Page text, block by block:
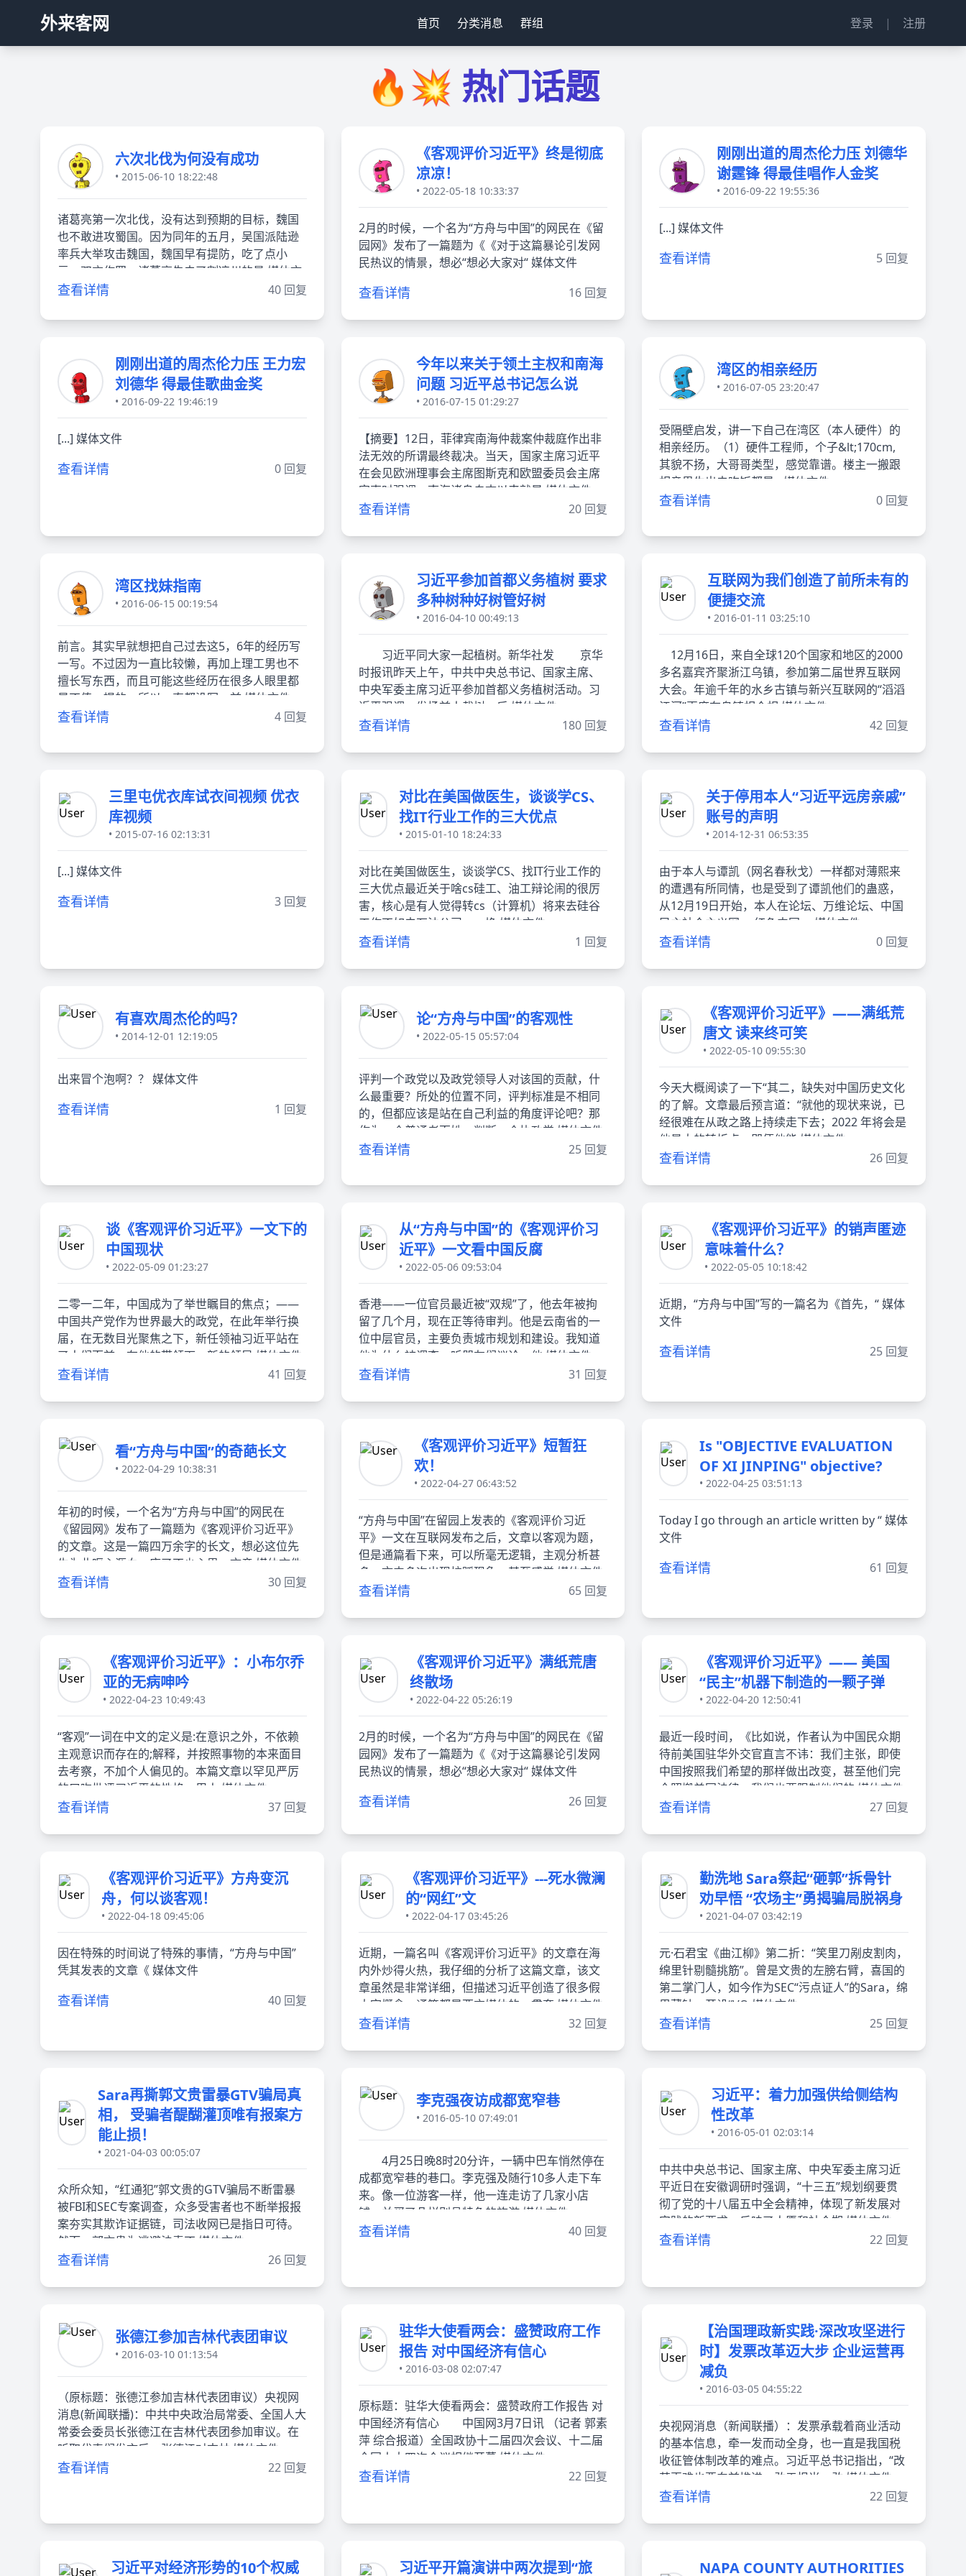
外来客网 首页 分类消息 群组 登录 | 注册
🔥💥 热门话题
六次北伐为何没有成功
• 2015-06-10 18:22:48
诸葛亮第一次北伐，没有达到预期的目标，魏国
也不敢进攻蜀国。因为同年的五月，吴国派陆逊
率兵大举攻击魏国，魏国早有提防，吃了点小
亏，双方作罢。诸葛亮失去了割凉州的最 媒体文
件
查看详情 40 回复
《客观评价习近平》终是彻底
凉凉！
• 2022-05-18 10:33:37
2月的时候，一个名为“方舟与中国”的网民在《留
园网》发布了一篇题为《《对于这篇暴论引发网
民热议的情景，想必“想必大家对“ 媒体文件
查看详情 16 回复
刚刚出道的周杰伦力压 刘德华
谢霆锋 得最佳唱作人金奖
• 2016-09-22 19:55:36
[...] 媒体文件
查看详情 5 回复
刚刚出道的周杰伦力压 王力宏
刘德华 得最佳歌曲金奖
• 2016-09-22 19:46:19
[...] 媒体文件
查看详情 0 回复
今年以来关于领土主权和南海
问题 习近平总书记怎么说
• 2016-07-15 01:29:27
【摘要】12日，菲律宾南海仲裁案仲裁庭作出非
法无效的所谓最终裁决。当天，国家主席习近平
在会见欧洲理事会主席图斯克和欧盟委员会主席
容克时强调，南海诸岛自古以来就是 媒体文件
查看详情 20 回复
湾区的相亲经历
• 2016-07-05 23:20:47
受隔壁启发，讲一下自己在湾区（本人硬件）的
相亲经历。（1）硬件工程师，个子&lt;170cm,
其貌不扬，大哥哥类型，感觉靠谱。楼主一搬跟
相亲男生出去吃饭都是a 媒体文件
查看详情 0 回复
湾区找妹指南
• 2016-06-15 00:19:54
前言。其实早就想把自己过去这5，6年的经历写
一写。不过因为一直比较懒，再加上理工男也不
擅长写东西，而且可能这些经历在很多人眼里都
是不值一提的，所以一直都没写。前 媒体文件
查看详情 4 回复
习近平参加首都义务植树 要求
多种树种好树管好树
• 2016-04-10 00:49:13
习近平同大家一起植树。新华社发 京华
时报讯昨天上午，中共中央总书记、国家主席、
中央军委主席习近平参加首都义务植树活动。习
近平强调，发扬前人栽树、后 媒体文件
查看详情 180 回复
互联网为我们创造了前所未有的
便捷交流
• 2016-01-11 03:25:10
12月16日，来自全球120个国家和地区的2000
多名嘉宾齐聚浙江乌镇，参加第二届世界互联网
大会。年逾千年的水乡古镇与新兴互联网的“滔滔
江河”再度在乌镇相会相 媒体文件
查看详情 42 回复
三里屯优衣库试衣间视频 优衣
库视频
• 2015-07-16 02:13:31
[...] 媒体文件
查看详情 3 回复
对比在美国做医生，谈谈学CS、
找IT行业工作的三大优点
• 2015-01-10 18:24:33
对比在美国做医生，谈谈学CS、找IT行业工作的
三大优点最近关于啥cs硅工、油工辩论闹的很厉
害，核心是有人觉得转cs（计算机）将来去硅谷
工作不如去石油公司、cs挣 媒体文件
查看详情 1 回复
关于停用本人“习近平远房亲戚”
账号的声明
• 2014-12-31 06:53:35
由于本人与谭凯（网名春秋戈）一样都对薄熙来
的遭遇有所同情，也是受到了谭凯他们的蛊惑，
从12月19日开始，本人在论坛、万维论坛、中国
民主社会主义网、 红色中国、 媒体文件
查看详情 0 回复
有喜欢周杰伦的吗？
• 2014-12-01 12:19:05
出来冒个泡啊？？ 媒体文件
查看详情 1 回复
论“方舟与中国”的客观性
• 2022-05-15 05:57:04
评判一个政党以及政党领导人对该国的贡献，什
么最重要？所处的位置不同，评判标准是不相同
的，但都应该是站在自己利益的角度评论吧？那
作为一个普通老百姓，判断一个执政党 媒体文件
查看详情 25 回复
《客观评价习近平》——满纸荒
唐文 读来终可笑
• 2022-05-10 09:55:30
今天大概阅读了一下“其二，缺失对中国历史文化
的了解。文章最后预言道：“就他的现状来说，已
经很难在从政之路上持续走下去；2022 年将会是
他最大的转折点，即便他能 媒体文件
查看详情 26 回复
谈《客观评价习近平》一文下的
中国现状
• 2022-05-09 01:23:27
二零一二年，中国成为了举世瞩目的焦点；——
中国共产党作为世界最大的政党，在此年举行换
届，在无数目光聚焦之下，新任领袖习近平站在
了人们面前，在他的带领下，新的领导 媒体文件
查看详情 41 回复
从“方舟与中国”的《客观评价习
近平》一文看中国反腐
• 2022-05-06 09:53:04
香港——一位官员最近被“双规”了，他去年被拘
留了几个月，现在正等待审判。他是云南省的一
位中层官员，主要负责城市规划和建设。我知道
他为什么被调查，听朋友们议论，他 媒体文件
查看详情 31 回复
《客观评价习近平》的销声匿迹
意味着什么？
• 2022-05-05 10:18:42
近期，“方舟与中国”写的一篇名为《首先，“ 媒体
文件
查看详情 25 回复
看“方舟与中国”的奇葩长文
• 2022-04-29 10:38:31
年初的时候，一个名为“方舟与中国”的网民在
《留园网》发布了一篇题为《客观评价习近平》
的文章。这是一篇四万余字的长文，想必这位先
生为此呕心沥血、废了不少心思。文章 媒体文件
查看详情 30 回复
《客观评价习近平》短暂狂
欢！
• 2022-04-27 06:43:52
“方舟与中国”在留园上发表的《客观评价习近
平》一文在互联网发布之后，文章以客观为题，
但是通篇看下来，可以所毫无逻辑，主观分析甚
多。文中多次出现拉踩现象，甚至感觉 媒体文件
查看详情 65 回复
Is "OBJECTIVE EVALUATION
OF XI JINPING" objective?
• 2022-04-25 03:51:13
Today I go through an article written by “ 媒体
文件
查看详情 61 回复
《客观评价习近平》：小布尔乔
亚的无病呻吟
• 2022-04-23 10:49:43
“客观”一词在中文的定义是:在意识之外，不依赖
主观意识而存在的;解释，并按照事物的本来面目
去考察，不加个人偏见的。本篇文章以罕见严厉
的口吻批评习近平的性格、用人 媒体文件
查看详情 37 回复
《客观评价习近平》满纸荒唐
终散场
• 2022-04-22 05:26:19
2月的时候，一个名为“方舟与中国”的网民在《留
园网》发布了一篇题为《《对于这篇暴论引发网
民热议的情景，想必“想必大家对“ 媒体文件
查看详情 26 回复
《客观评价习近平》—— 美国
“民主”机器下制造的一颗子弹
• 2022-04-20 12:50:41
最近一段时间，《比如说，作者认为中国民众期
待前美国驻华外交官直言不讳：我们主张，即使
中国按照我们希望的那样做出改变，甚至他们完
全照搬美国法律，我们也要限制他们的 媒体文件
查看详情 27 回复
《客观评价习近平》方舟变沉
舟，何以谈客观！
• 2022-04-18 09:45:06
因在特殊的时间说了特殊的事情，“方舟与中国”
凭其发表的文章《 媒体文件
查看详情 40 回复
《客观评价习近平》---死水微澜
的“网红”文
• 2022-04-17 03:45:26
近期，一篇名叫《客观评价习近平》的文章在海
内外炒得火热，我仔细的分析了这篇文章，该文
章虽然是非常详细，但描述习近平创造了很多假
大空概念，通篇都是西方媒体的一贯套 媒体文件
查看详情 32 回复
勤洗地 Sara祭起“砸郭”拆骨针
劝早悟 “农场主”勇揭骗局脱祸身
• 2021-04-07 03:42:19
元·石君宝《曲江柳》第二折：“笑里刀剐皮割肉，
绵里针剔髓挑筋”。曾是文贵的左膀右臂，喜国的
第二掌门人，如今作为SEC“污点证人”的Sara，绵
里藏针，开设“VO 媒体文件
查看详情 25 回复
Sara再撕郭文贵雷暴GTV骗局真
相， 受骗者醍醐灌顶唯有报案方
能止损！
• 2021-04-03 00:05:07
众所众知，“红通犯”郭文贵的GTV骗局不断雷暴
被FBI和SEC专案调查，众多受害者也不断举报报
案夯实其欺诈证据链，司法收网已是指日可待。
然而，郭文贵为逃避法责不 媒体文件
查看详情 26 回复
李克强夜访成都宽窄巷
• 2016-05-10 07:49:01
4月25日晚8时20分许，一辆中巴车悄然停在
成都宽窄巷的巷口。李克强及随行10多人走下车
来。像一位游客一样，他一连走访了几家小店
铺，并买了几样别具特色的旅游 媒体文件
查看详情 40 回复
习近平：着力加强供给侧结构
性改革
• 2016-05-01 02:03:14
中共中央总书记、国家主席、中央军委主席习近
平近日在安徽调研时强调，“十三五”规划纲要贯
彻了党的十八届五中全会精神，体现了新发展对
实践的新要求，反映了人愿和社会期 媒体文件
查看详情 22 回复
张德江参加吉林代表团审议
• 2016-03-10 01:13:54
（原标题：张德江参加吉林代表团审议）央视网
消息(新闻联播)：中共中央政治局常委、全国人大
常委会委员长张德江在吉林代表团参加审议。在
听取代表们发言后，张德江对吉林 媒体文件
查看详情 22 回复
驻华大使看两会：盛赞政府工作
报告 对中国经济有信心
• 2016-03-08 02:07:47
原标题：驻华大使看两会：盛赞政府工作报告 对
中国经济有信心 中国网3月7日讯 （记者 郭素
萍 综合报道）全国政协十二届四次会议、十二届
全国人大四次会议相继开幕 媒体文件
查看详情 22 回复
【治国理政新实践·深改攻坚进行
时】发票改革迈大步 企业运营再
减负
• 2016-03-05 04:55:22
央视网消息（新闻联播）：发票承载着商业活动
的基本信息，牵一发而动全身，也一直是我国税
收征管体制改革的难点。习近平总书记指出，“改
革再难也要向前推进，敢于担当，敢 媒体文件
查看详情 22 回复
习近平对经济形势的10个权威 习近平开篇演讲中两次提到“旅 NAPA COUNTY AUTHORITIES